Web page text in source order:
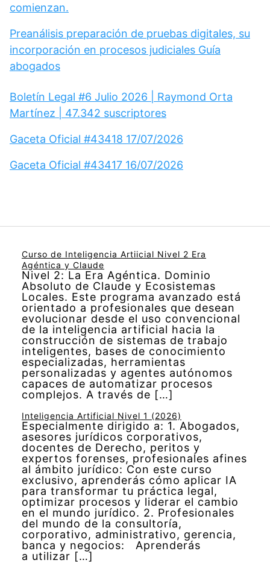
comienzan.
Preanálisis preparación de pruebas digitales, su
incorporación en procesos judiciales Guía
abogados
Boletín Legal #6 Julio 2026 | Raymond Orta
Martínez | 47.342 suscriptores
Gaceta Oficial #43418 17/07/2026
Gaceta Oficial #43417 16/07/2026
Curso de Inteligencia Artiicial Nivel 2 Era
Agéntica y Claude
Nivel 2: La Era Agéntica. Dominio
Absoluto de Claude y Ecosistemas
Locales. Este programa avanzado está
orientado a profesionales que desean
evolucionar desde el uso convencional
de la inteligencia artificial hacia la
construcción de sistemas de trabajo
inteligentes, bases de conocimiento
especializadas, herramientas
personalizadas y agentes autónomos
capaces de automatizar procesos
complejos. A través de […]
Inteligencia Artificial Nivel 1 (2026)
Especialmente dirigido a: 1. Abogados,
asesores jurídicos corporativos,
docentes de Derecho, peritos y
expertos forenses, profesionales afines
al ámbito jurídico: Con este curso
exclusivo, aprenderás cómo aplicar IA
para transformar tu práctica legal,
optimizar procesos y liderar el cambio
en el mundo jurídico. 2. Profesionales
del mundo de la consultoría,
corporativo, administrativo, gerencia,
banca y negocios: Aprenderás
a utilizar […]